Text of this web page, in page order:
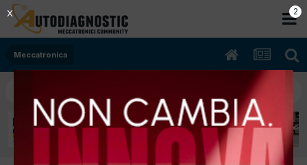
Meccatronica
1
X